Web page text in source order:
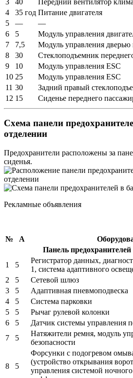
4
35 год Питание двигателя
5
—
—
6
5
Модуль управления
7
7,5
Модуль управления дверью
8
30
Стеклоподъемник
9
10
Модуль управления ESC
10 25
Модуль управления ESC
11 30
Задний правый
12 15 Сиденье переднего
Схема панели
отделении
Предохранители расположены за
сиденья.
Рекламные объявления
№ А
Панель
1
5
Регистратор данных,
1, система адаптивного
2
5
Сетевой шлюз
3
5
Адаптивная пневмоподвеска
4
5
Система парковки
5
5
Рычаг рулевой колонки
6
5
Датчик системы управления
7
5
Натяжители ремня, модуль
безопасности
8 5
Форсунки с подогревом
(устройство открывания
управления системой